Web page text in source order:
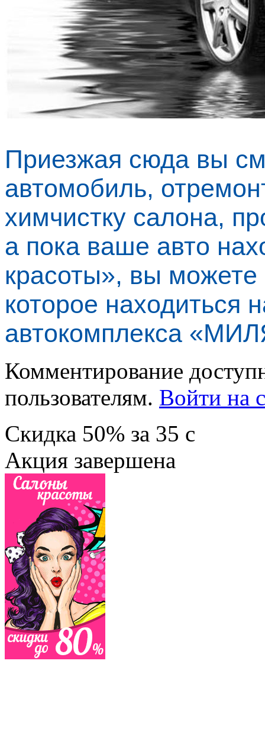
Приезжая сюда вы
автомобиль,
химчистку салона,
а пока ваше авто
красоты», вы
которое находиться
автокомплекса
Комментирование
пользователям. Войти на
Скидка 50% за 35 c
Акция завершена